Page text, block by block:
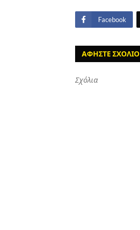
Facebook
ΑΦΗΣΤΕ ΣΧΟΛΙΟ
Σχόλια